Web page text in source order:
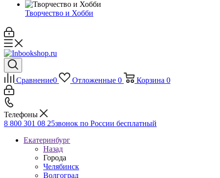
Творчество и Хобби
Сравнение0 Отложенные 0 Корзина 0
Телефоны
8 800 301 08 25звонок по России бесплатный
Екатеринбург
Назад
Города
Челябинск
Волгоград